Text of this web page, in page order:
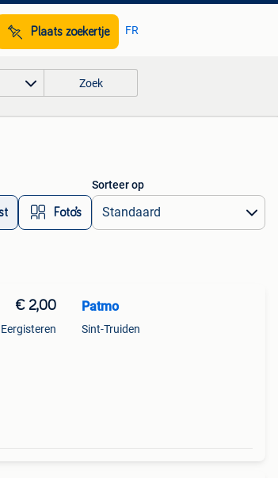
Plaats zoekertje FR
Zoek
Foto’s
Sorteer op
€ 2,00
Eergisteren
Patmo
Sint-Truiden